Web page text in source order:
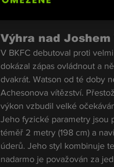
Výhra nad
V BKFC debutoval proti
dokázal zápas ovládnout a
dvakrát. Watson od té doby
Achesonova vítězství.
výkon vzbudil velké
Jeho fyzické parametry jsou
téměř 2 metry (198 cm) a
úderů. Jeho styl kombinuje
nadarmo je považován za